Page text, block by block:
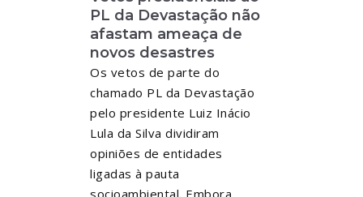
PL da Devastação não
afastam ameaça de
novos desastres
Os vetos de parte do
chamado PL da Devastação
pelo presidente Luiz Inácio
Lula da Silva dividiram
opiniões de entidades
ligadas à pauta